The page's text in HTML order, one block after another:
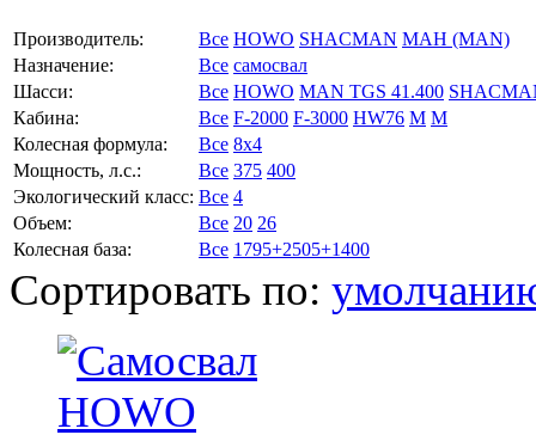
Производитель: Все HOWO SНACMAN МАН (MAN)
Назначение:
Все самосвал
Шасси:
Все HOWO MAN TGS 41.400
Кабина:
Все F-2000 F-3000 HW76 M М
Колесная формула:
Все 8x4
Мощность, л.с.:
Все 375 400
Экологический класс: Все 4
Объем:
Все 20 26
Колесная база:
Все 1795+2505+1400
Сортировать по: